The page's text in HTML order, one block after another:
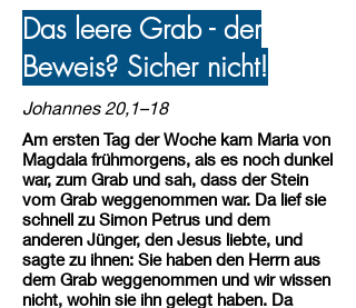
Das leere Grab - der
Beweis? Sicher nicht!
Johannes 20,1–18
Am ersten Tag der Woche kam Maria von
Magdala frühmorgens, als es noch dunkel
war, zum Grab und sah, dass der Stein
vom Grab weggenommen war. Da lief sie
schnell zu Simon Petrus und dem
anderen Jünger, den Jesus liebte, und
sagte zu ihnen: Sie haben den Herrn aus
dem Grab weggenommen und wir wissen
nicht, wohin sie ihn gelegt haben. Da